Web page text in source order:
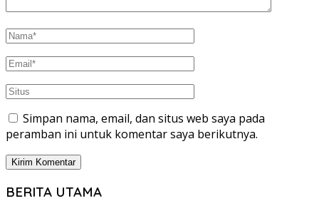
Simpan nama, email, dan situs web saya pada
peramban ini untuk komentar saya berikutnya.
BERITA UTAMA